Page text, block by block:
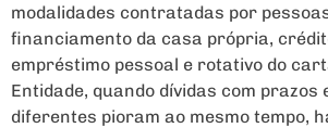
modalidades contratadas por
financiamento da casa própria,
empréstimo pessoal e rotativo do
Entidade, quando dívidas com prazos
diferentes pioram ao mesmo tempo,